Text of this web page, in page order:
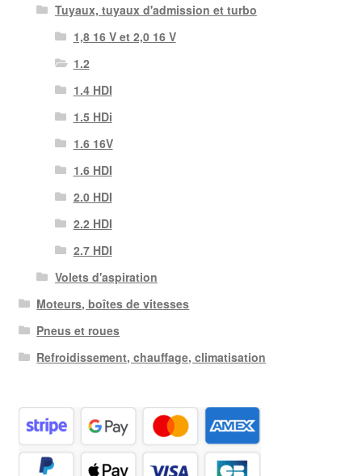
Tuyaux, tuyaux d'admission et turbo
1,8 16 V et 2,0 16 V
1.2
1.4 HDI
1.5 HDi
1.6 16V
1.6 HDI
2.0 HDI
2.2 HDI
2.7 HDI
Volets d'aspiration
Moteurs, boîtes de vitesses
Pneus et roues
Refroidissement, chauffage, climatisation